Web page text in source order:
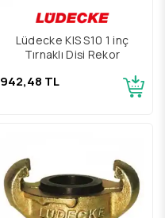
Lüdecke KIS S10 1 inç
Tırnaklı Dişi Rekor
942,48 TL